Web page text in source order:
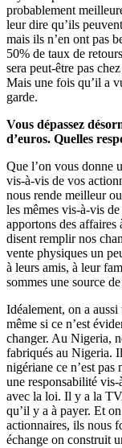
probablement
leur dire qu’ils
mais ils n’en ont pas
50% de taux de
sera peut-être pas
Mais une fois qu’il a
garde.
Vous dépassez
d’euros. Quelles
Que l’on vous donne
vis-à-vis de vos
nous rende meilleur
les mêmes vis-à-vis
apportons des affaires
disent remplir nos
vente physiques un
à leurs amis, à leur
sommes une source
Idéalement, on a
même si ce n’est
changer. Au Nigeria,
fabriqués au Nigeria.
nigériane ce n’est
une responsabilité vis-
avec la loi. Il y a la
qu’il y a à payer. Et
actionnaires, ils nous
échange on construit